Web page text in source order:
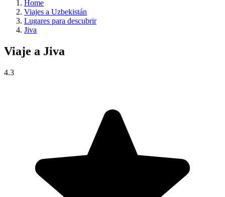
Home
Viajes a Uzbekistán
Lugares para descubrir
Jiva
Viaje a Jiva
4.3